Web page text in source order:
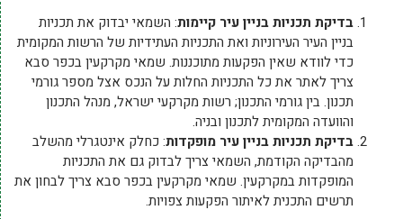
בדיקת תכניות בניין עיר קיימות: השמאי יבדוק את תכניות
בניין העיר העירוניות ואת התכניות העתידיות של הרשות המקומית
כדי לוודא שאין הפקעות מתוכננות. שמאי מקרקעין בכפר סבא
צריך לאתר את כל התכניות החלות על הנכס אצל מספר גורמי
תכנון. בין גורמי התכנון; רשות מקרקעי ישראל, מנהל התכנון
והוועדה המקומית לתכנון ובניה.
בדיקת תכניות בניין עיר מופקדות: כחלק אינטגרלי מהשלב
מהבדיקה הקודמת, השמאי צריך לבדוק גם את התכניות
המופקדות במקרקעין. שמאי מקרקעין בכפר סבא צריך לבחון את
תרשים התכנית לאיתור הפקעות צפויות.